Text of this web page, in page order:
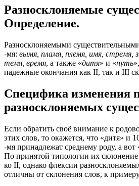
Разносклоняемые
Определение.
Разносклоняемыми
-мя: вымя, пламя, племя, имя, стремя,
темя, время, а также «дитя» и «путь
падежные окончания как II, так и III
Специфика изменения
разносклоняемых
Если обратить своё внимание к
этих слов, то окажется, что «дитя» и
-мя принадлежат среднему роду, а
По принятой типологии их
ко II, однако флексии
отличны от склонения слов, к